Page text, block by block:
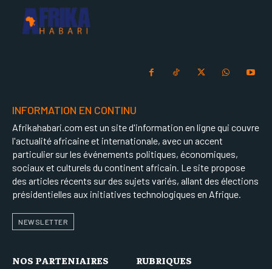
INFORMATION EN CONTINU
Afrikahabari.com est un site d'information en ligne qui couvre
l'actualité africaine et internationale, avec un accent
particulier sur les événements politiques, économiques,
sociaux et culturels du continent africain. Le site propose
des articles récents sur des sujets variés, allant des élections
présidentielles aux initiatives technologiques en Afrique.
NEWSLETTER
NOS PARTENIAIRES RUBRIQUES